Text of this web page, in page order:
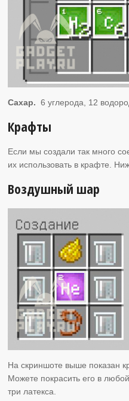
Сахар.6 углерода, 12
Крафты
Если мы создали так много
их использовать в крафте.
Воздушный шар
На скриншоте выше показан
Можете покрасить его в
три латекса.